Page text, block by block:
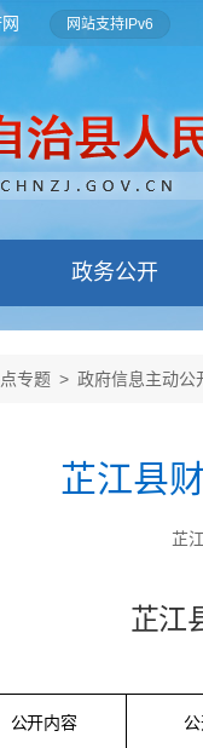
网站支持IPv6
政务公开
专题 > 政府信息主动公
芷江县
芷
芷江
公开内容